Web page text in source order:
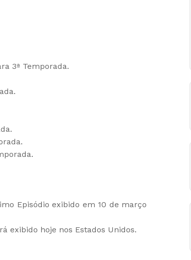
3ª Temporada.
Episódio exibido em 10 de março
exibido hoje nos Estados Unidos.